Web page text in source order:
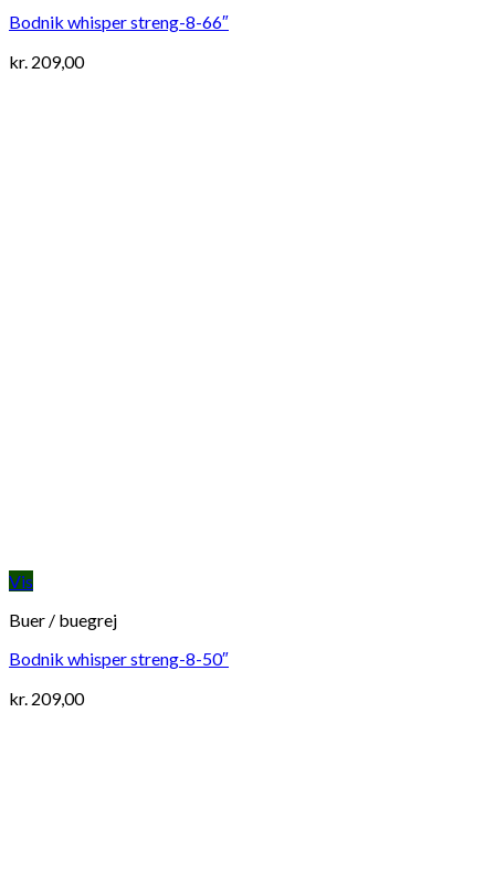
Bodnik whisper streng-8-66″
kr. 209,00
Vis
Buer / buegrej
Bodnik whisper streng-8-50″
kr. 209,00